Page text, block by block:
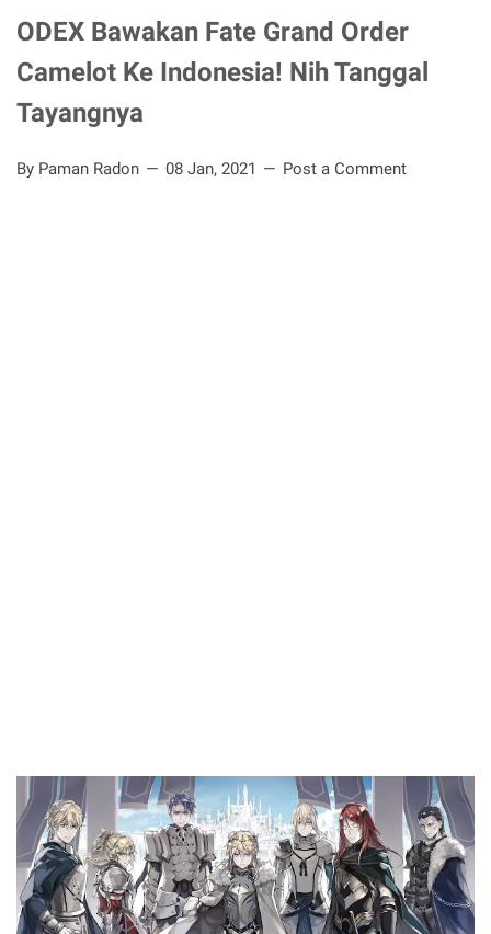
ODEX Bawakan Fate Grand Order
Camelot Ke Indonesia! Nih Tanggal
Tayangnya
By Paman Radon 08 Jan, 2021 Post a Comment